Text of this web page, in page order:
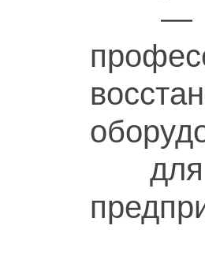
—
для